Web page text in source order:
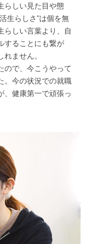
らしい見た目や態
生らしさ"は個を無
らしい言葉より、自
することにも繋が
ません。
ので、今こうやって
。今の状況での就職
、健康第一で頑張っ